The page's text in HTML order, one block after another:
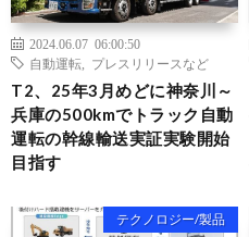
2024.06.07 06:00:50
自動運転
プレスリリースなど
T2、25年3月めどに神奈川～
兵庫の500kmでトラック自動
運転の幹線輸送実証実験開始
目指す
テクノロジー/製品